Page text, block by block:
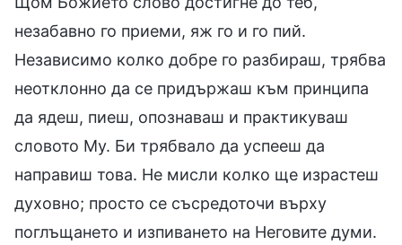
незабавно го приеми, яж го и го пий.
Независимо колко добре го разбираш, трябва
неотклонно да се придържаш към принципа
да ядеш, пиеш, опознаваш и практикуваш
словото Му. Би трябвало да успееш да
направиш това. Не мисли колко ще израстеш
духовно; просто се съсредоточи върху
поглъщането и изпиването на Неговите думи.